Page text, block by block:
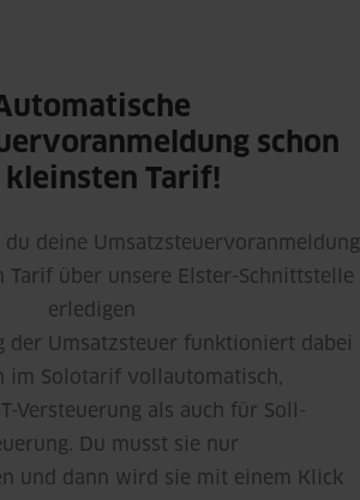
schon
kleinsten Tarif!
deine Umsatzsteuervoranmeldung
Tarif über unsere Elster-Schnittstelle
erledigen
der Umsatzsteuer funktioniert dabei
im Solotarif vollautomatisch,
Versteuerung als auch für Soll-
Du musst sie nur
und dann wird sie mit einem Klick